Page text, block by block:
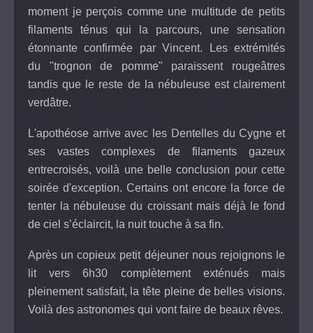
moment je perçois comme une multitude de petits
filaments ténus qui la parcours, une sensation
étonnante confirmée par Vincent. Les extrémités
du "trognon de pomme" paraissent rougeâtres
tandis que le reste de la nébuleuse est clairement
verdâtre.
L'apothéose arrive avec les Dentelles du Cygne et
ses vastes complexes de filaments gazeux
entrecroisés, voilà une belle conclusion pour cette
soirée d'exception. Certains ont encore la force de
tenter la nébuleuse du croissant mais déjà le fond
de ciel s’éclaircit, la nuit touche à sa fin.
Après un copieux petit déjeuner nous rejoignons le
lit vers 6h30 complètement exténués mais
pleinement satisfait, la tête pleine de belles visions.
Voilà des astronomes qui vont faire de beaux rêves.